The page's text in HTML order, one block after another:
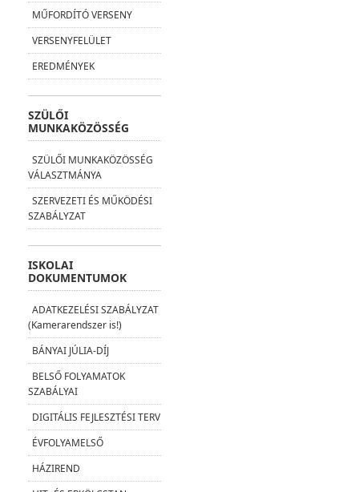
MŰFORDÍTÓ VERSENY
VERSENYFELÜLET
EREDMÉNYEK
SZÜLŐI
MUNKAKÖZÖSSÉG
SZÜLŐI MUNKAKÖZÖSSÉG
VÁLASZTMÁNYA
SZERVEZETI ÉS MŰKÖDÉSI
SZABÁLYZAT
ISKOLAI
DOKUMENTUMOK
ADATKEZELÉSI SZABÁLYZAT
(Kamerarendszer is!)
BÁNYAI JÚLIA-DÍJ
BELSŐ FOLYAMATOK
SZABÁLYAI
DIGITÁLIS FEJLESZTÉSI TERV
ÉVFOLYAMELSŐ
HÁZIREND